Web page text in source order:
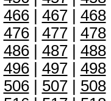
466| 467| 468|
476| 477| 478|
486| 487| 488|
496| 497| 498|
506| 507| 508|